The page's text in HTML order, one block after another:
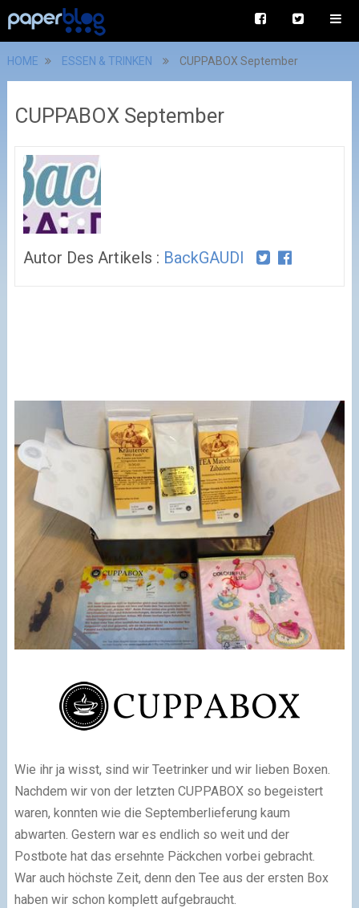
HOME ESSEN & TRINKEN CUPPABOX September
CUPPABOX September
Autor Des Artikels : BackGAUDI
Wie ihr ja wisst, sind wir Teetrinker und wir lieben Boxen.
Nachdem wir von der letzten CUPPABOX so begeistert
waren, konnten wie die Septemberlieferung kaum
abwarten. Gestern war es endlich so weit und der
Postbote hat das ersehnte Päckchen vorbei gebracht.
War auch höchste Zeit, denn den Tee aus der ersten Box
haben wir schon komplett aufgebraucht.